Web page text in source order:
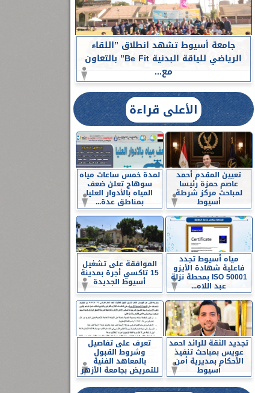
جامعة أسيوط تشهد انطلاق ”اللقاء
الرياضي للياقة البدنية Be Fit” بالتعاون
مع...
الأعلى قراءة
تعيين المقدم أحمد
عاصم حمزة رئيسا
لمباحث مركز شرطة
أسيوط
لمدة خمس ساعات مياه
سوهاج تعلن ضعف
المياه بالأدوار العليا
بمناطق عدة...
مياه أسيوط تجدد
فاعلية شهادة الأيزو
ISO 50001 بمحطة نزلة
عبد اللاه...
الموافقة على تشغيل
15 تاكسي أجرة بمدينة
أسيوط الجديدة
تجديد الثقة للرائد احمد
عويس بمباحث تنفيذ
الأحكام بمديرية أمن
أسيوط
تعرف على تفاصيل
وشروط القبول
بالمعاهد الفنية
للتمريض بجامعة الأزهر